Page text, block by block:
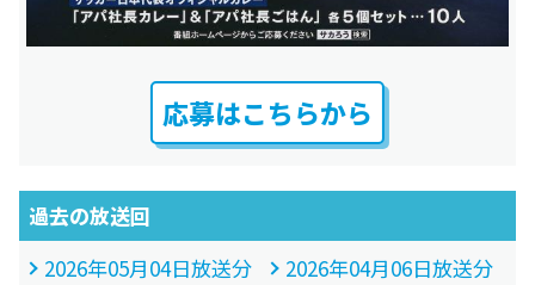
応募はこちらから
過去の放送回
2026年05月04日放送分
2026年04月06日放送分